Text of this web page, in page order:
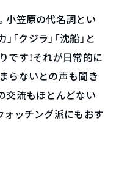
小笠原の代名詞とい
「クジラ」「沈船」と
です！それが日常的に
らないとの声も聞き
交流もほとんどない
ォッチング派にもおす